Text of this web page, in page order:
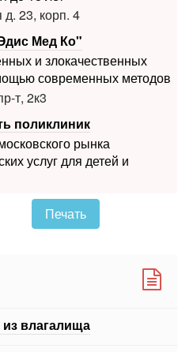
д. 23, корп. 4
Мед Ко"
и злокачественных
современных методов
т, 2к3
поликлиник
рынка
услуг для детей и
Печать
влагалища